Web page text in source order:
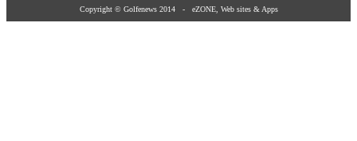
Copyright © Golfenews 2014 - eZONE, Web sites & Apps